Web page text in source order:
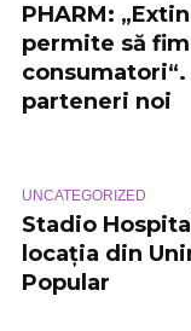
PHARM:
permite să
consumatori“.
parteneri noi
UNCATEGORIZED
Stadio
locația din
Popular